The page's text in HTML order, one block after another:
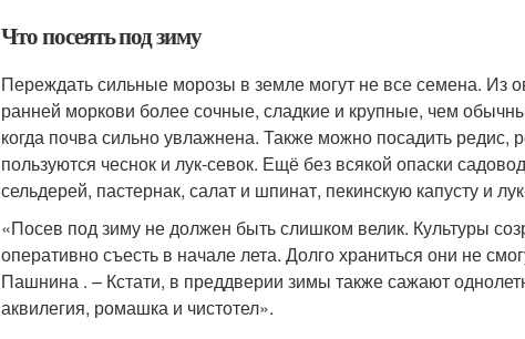
Что посеять под зиму
Переждать сильные морозы в земле могут не все семена. Из
ранней моркови более сочные, сладкие и крупные, чем
когда почва сильно увлажнена. Также можно посадить
пользуются чеснок и лук-севок. Ещё без всякой опаски
сельдерей, пастернак, салат и шпинат, пекинскую капусту и
«Посев под зиму не должен быть слишком велик. Культуры
оперативно съесть в начале лета. Долго храниться они не
Пашнина . – Кстати, в преддверии зимы также сажают
аквилегия, ромашка и чистотел».